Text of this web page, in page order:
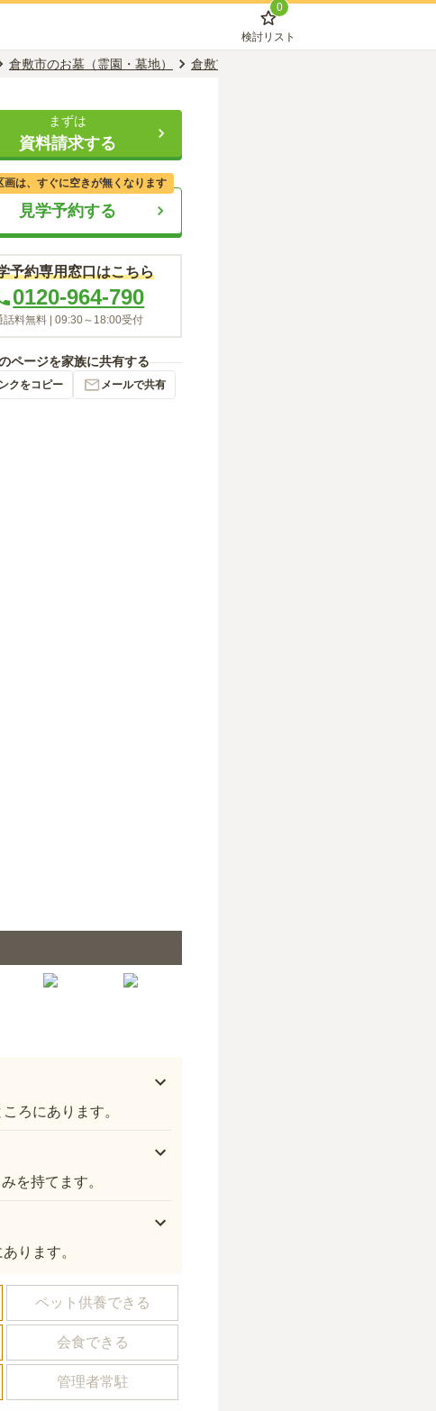
0
検討リスト
倉敷市のお墓（霊園・墓地） 倉敷市駅のお墓（霊園・墓地）
まずは
資料請求する
見学予約する
画は、すぐに空きが無くなります
予約専用窓口はこちら
0120-964-790
話料無料 | 09:30～18:00受付
ページを家族に共有する
クをコピー メールで共有
ろにあります。
を持てます。
ります。
ペット供養できる
会食できる
管理者常駐